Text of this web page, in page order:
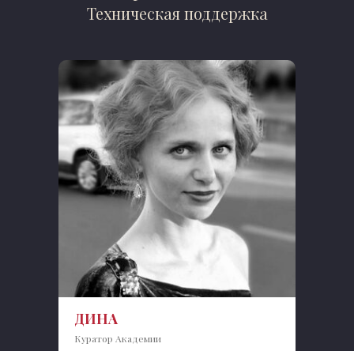
Техническая поддержка
ДИНА
Куратор Академии